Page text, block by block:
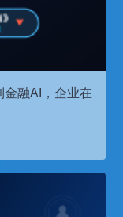
金融AI，企业在